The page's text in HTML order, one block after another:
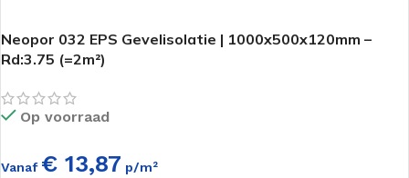
Neopor 032 EPS Gevelisolatie | 1000x500x120mm –
Rd:3.75 (=2m²)
Op voorraad
Vanaf € 13,87 p/m²